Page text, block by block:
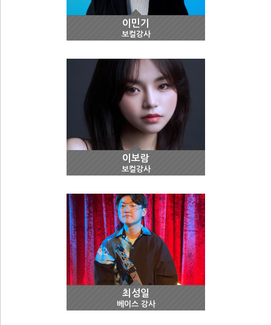
이민기
보컬강사
이보람
보컬강사
최성일
베이스 강사